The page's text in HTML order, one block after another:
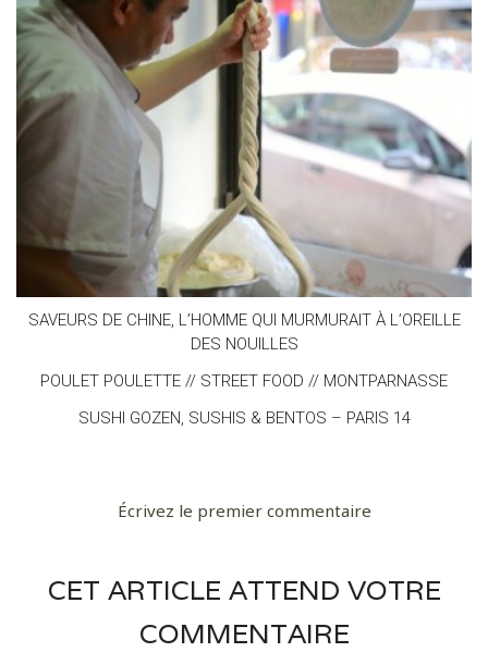
SAVEURS DE CHINE, L’HOMME QUI MURMURAIT À L’OREILLE
DES NOUILLES
POULET POULETTE // STREET FOOD // MONTPARNASSE
SUSHI GOZEN, SUSHIS & BENTOS – PARIS 14
Écrivez le premier commentaire
CET ARTICLE ATTEND VOTRE
COMMENTAIRE